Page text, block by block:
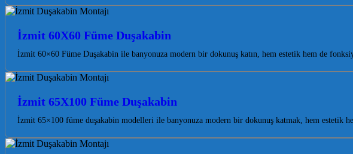
İzmit 60X60 Füme Duşakabin
İzmit 60×60 Füme Duşakabin ile banyonuza modern bir dokunuş katın, hem estetik hem de
İzmit 65X100 Füme Duşakabin
İzmit 65×100 füme duşakabin modelleri ile banyonuza modern bir dokunuş katmak, hem estetik